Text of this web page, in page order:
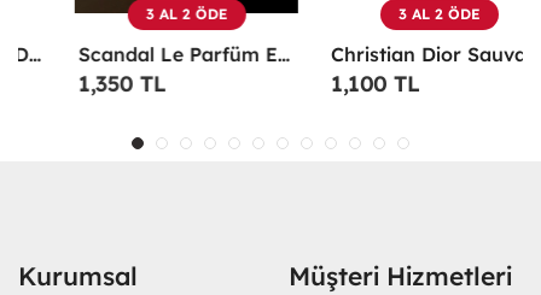
3 AL 2 ÖDE
Scandal Le Parfüm EDP 100 ML Erkek Parfüm -
1,350 TL
3 AL 2 ÖDE
Christian Dior Sauvage EDP 100 ML Erkek Parfüm - CDDS
1,100 TL
Kurumsal Müşteri Hizmetleri